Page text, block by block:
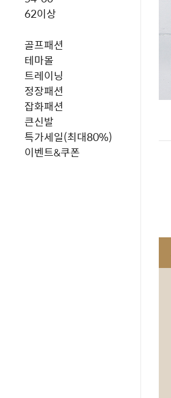
62이상
골프패션
테마몰
트레이닝
정장패션
잡화패션
큰신발
특가세일(최대80%)
이벤트&쿠폰